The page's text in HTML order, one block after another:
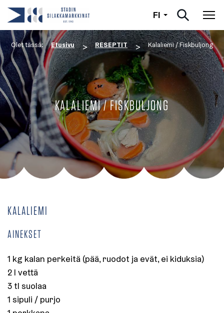
FI Suomi
Olet tässä: Etusivu > RESEPTIT > Kalaliemi / Fiskbuljong
KALALIEMI / FISKBULJONG
KALALIEMI
AINEKSET
1 kg kalan perkeitä (pää, ruodot ja evät, ei kiduksia)
2 l vettä
3 tl suolaa
1 sipuli / purjo